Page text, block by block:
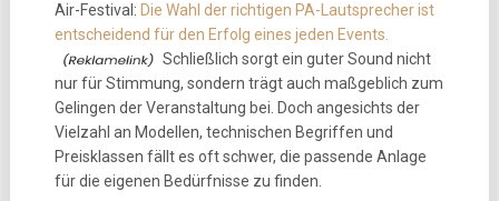
Air-Festival: Die Wahl der richtigen PA-Lautsprecher ist
entscheidend für den Erfolg eines jeden Events.
Schließlich sorgt ein guter Sound nicht
nur für Stimmung, sondern trägt auch maßgeblich zum
Gelingen der Veranstaltung bei. Doch angesichts der
Vielzahl an Modellen, technischen Begriffen und
Preisklassen fällt es oft schwer, die passende Anlage
für die eigenen Bedürfnisse zu finden.